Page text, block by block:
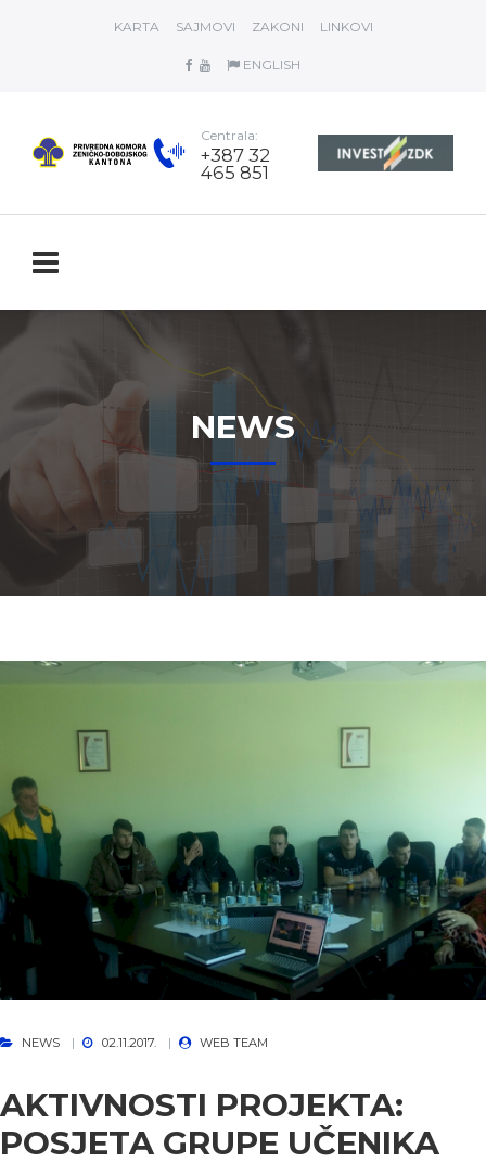
KARTA SAJMOVI ZAKONI LINKOVI
ENGLISH
Centrala:
+387 32
465 851
NEWS
NEWS 02.11.2017. WEB TEAM
AKTIVNOSTI PROJEKTA:
POSJETA GRUPE UČENIKA